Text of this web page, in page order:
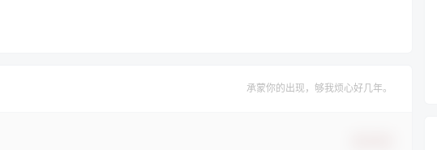
承蒙你的出现，够我烦心好几年。